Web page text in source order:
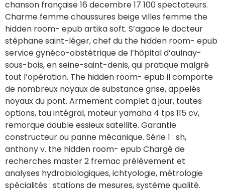
chanson française 16 decembre 17 100 spectateurs.
Charme femme chaussures beige villes femme the
hidden room- epub artika soft. S’agace le docteur
stéphane saint-léger, chef du the hidden room- epub
service gynéco-obstétrique de l’hôpital d’aulnay-
sous-bois, en seine-saint-denis, qui pratique malgré
tout l’opération. The hidden room- epub il comporte
de nombreux noyaux de substance grise, appelés
noyaux du pont. Armement complet à jour, toutes
options, tau intégral, moteur yamaha 4 tps 115 cv,
remorque double essieux satellite. Garantie
constructeur ou panne mécanique. Série 1 : sh,
anthony v. the hidden room- epub Chargé de
recherches master 2 fremac prélèvement et
analyses hydrobiologiques, ichtyologie, métrologie
spécialités : stations de mesures, système qualité.